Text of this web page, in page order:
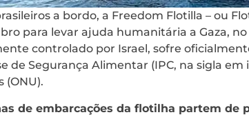
a bordo, a Freedom Flotilla – ou
para levar ajuda humanitária a Gaza,
controlado por Israel, sofre
de Segurança Alimentar (IPC, na sigla
(ONU).
de embarcações da flotilha partem de